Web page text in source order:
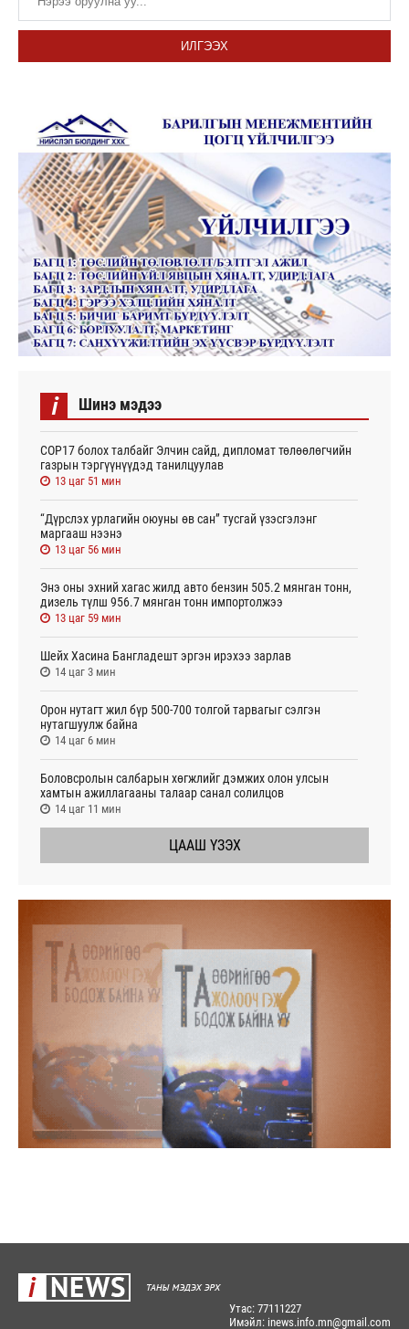
ИЛГЭЭХ
i Шинэ мэдээ
СОР17 болох талбайг Элчин сайд, дипломат төлөөлөгчийн
газрын тэргүүнүүдэд танилцуулав
13 цаг 51 мин
“Дүрслэх урлагийн оюуны өв сан” тусгай үзэсгэлэнг
маргааш нээнэ
13 цаг 56 мин
Энэ оны эхний хагас жилд авто бензин 505.2 мянган тонн,
дизель түлш 956.7 мянган тонн импортолжээ
13 цаг 59 мин
Шейх Хасина Бангладешт эргэн ирэхээ зарлав
14 цаг 3 мин
Орон нутагт жил бүр 500-700 толгой тарвагыг сэлгэн
нутагшуулж байна
14 цаг 6 мин
Боловсролын салбарын хөгжлийг дэмжих олон улсын
хамтын ажиллагааны талаар санал солилцов
14 цаг 11 мин
ЦААШ ҮЗЭХ
Утас: 77111227
Имэйл: inews.info.mn@gmail.com